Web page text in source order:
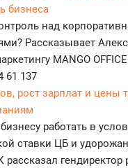
бизнеса
над
Рассказывает
MANGO
61 137
рост зарплат и цены
работать в
ставки ЦБ и
гендиректор